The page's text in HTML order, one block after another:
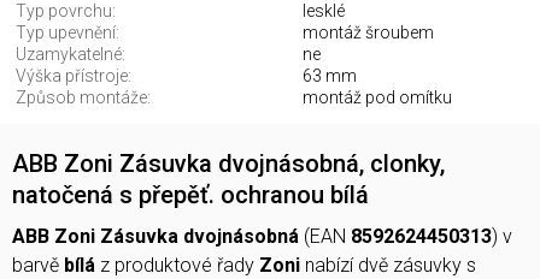
Typ povrchu:
lesklé
Typ upevnění:
montáž šroubem
Uzamykatelné:
ne
Výška přístroje:
63 mm
Způsob montáže:
montáž pod omítku
ABB Zoni Zásuvka dvojnásobná, clonky,
natočená s přepěť. ochranou bílá
ABB Zoni Zásuvka dvojnásobná (EAN 8592624450313) v
barvě bílá z produktové řady Zoni nabízí dvě zásuvky s